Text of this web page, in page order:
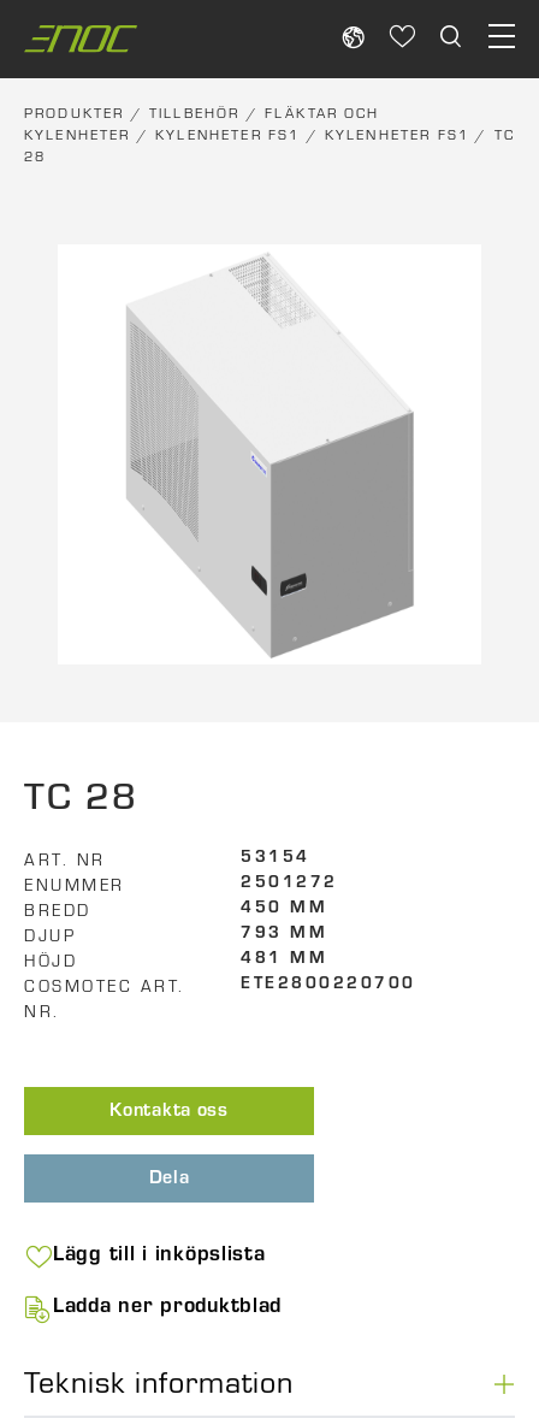
content
PRODUKTER / TILLBEHÖR / FLÄKTAR OCH
KYLENHETER
/KYLENHETER FS1 / KYLENHETER FS1
/ TC
28
TC 28
ART. NR 53154
ENUMMER 2501272
BREDD 450 MM
DJUP 793 MM
HÖJD 481 MM
COSMOTEC ART.
NR.
ETE2800220700
Kontakta oss
Dela
Lägg till i inköpslista
Ladda ner produktblad
Teknisk information